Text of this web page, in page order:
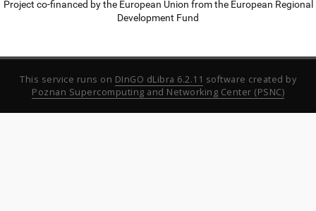
Project co-financed by the European Union from the European Regional
Development Fund
This service runs on DInGO dLibra 6.2.11 software created by
Poznan Supercomputing and Networking Center (PSNC)